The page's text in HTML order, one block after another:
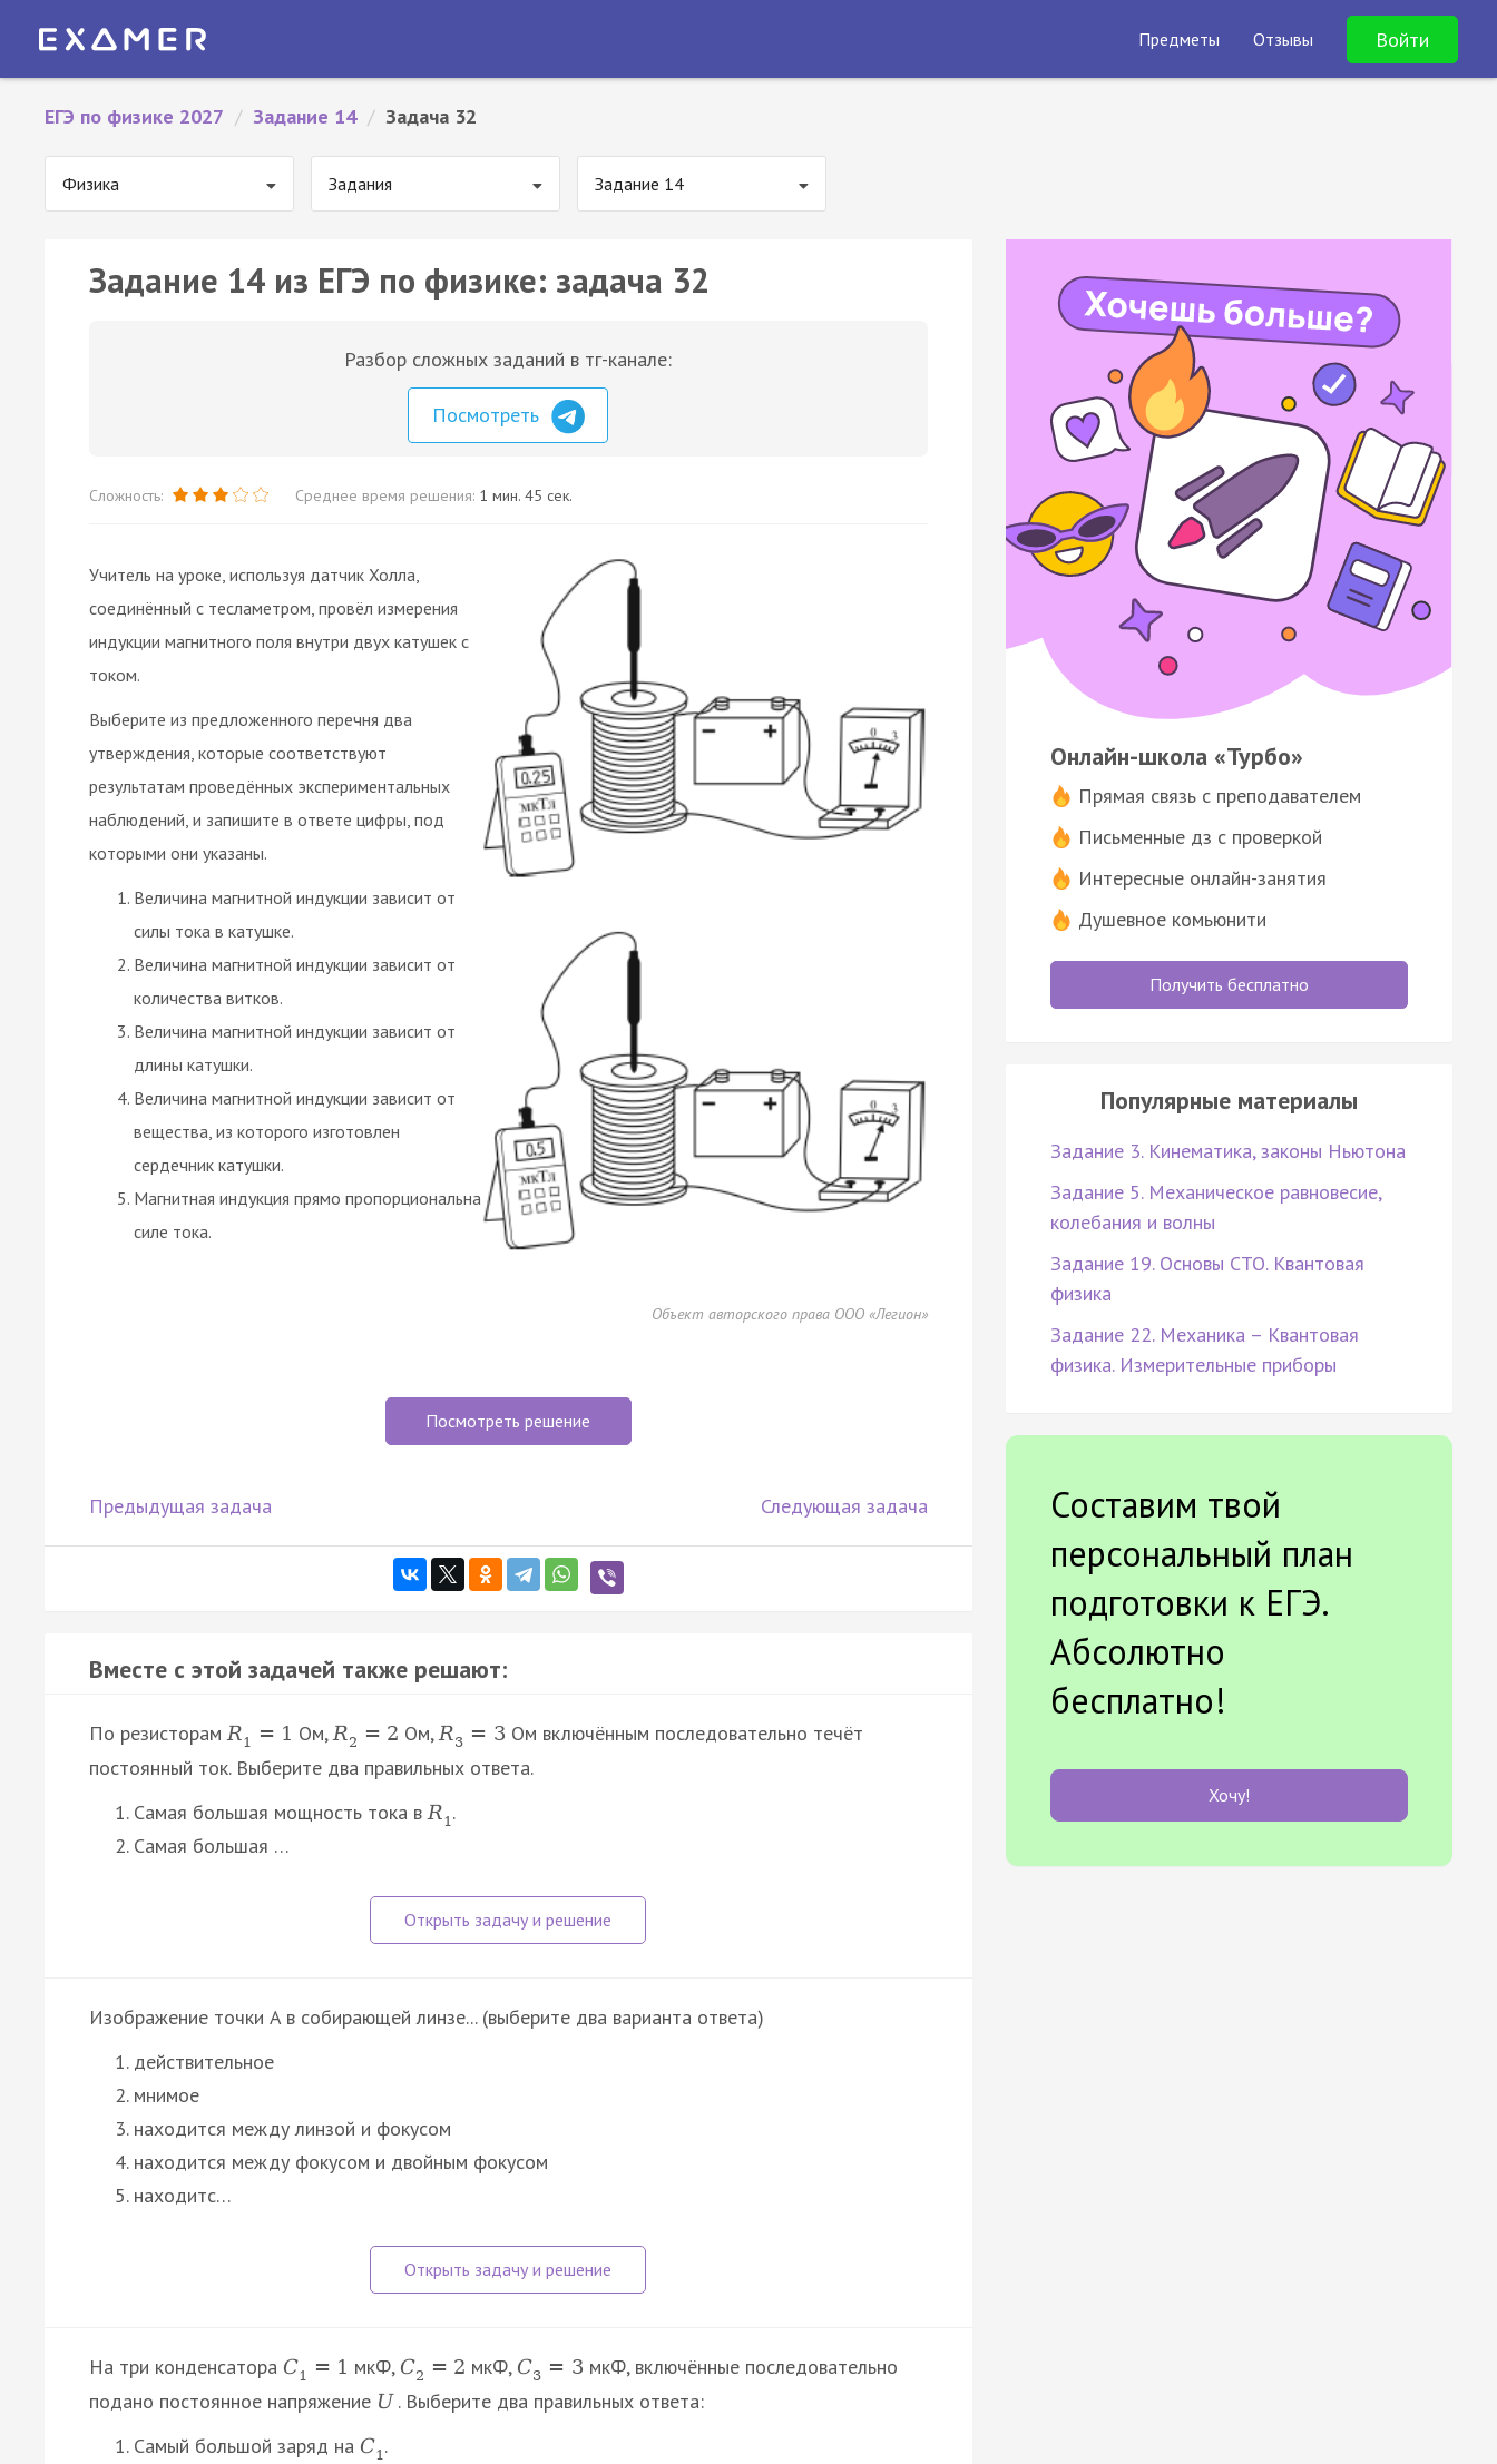
Предметы Отзывы Войти
ЕГЭ по физике 2027 / Задание 14 / Задача 32
Физика Задания Задание 14
Задание 14 из ЕГЭ по физике: задача 32
Разбор сложных заданий в тг-канале:
Посмотреть
Сложность: Среднее время решения: 1 мин. 45 сек.
Учитель на уроке, используя датчик Холла,
соединённый с тесламетром, провёл измерения
индукции магнитного поля внутри двух катушек с
током.
Выберите из предложенного перечня два
утверждения, которые соответствуют
результатам проведённых экспериментальных
наблюдений, и запишите в ответе цифры, под
которыми они указаны.
Величина магнитной индукции зависит от
силы тока в катушке.
Величина магнитной индукции зависит от
количества витков.
Величина магнитной индукции зависит от
длины катушки.
Величина магнитной индукции зависит от
вещества, из которого изготовлен
сердечник катушки.
Магнитная индукция прямо пропорциональна
силе тока.
Объект авторского права ООО «Легион»
Посмотреть решение
Предыдущая задача Следующая задача
Вместе с этой задачей также решают:
По резисторамR1 = 1 Ом,R2 = 2 Ом,R3 = 3 Ом включённым последовательно течёт
постоянный ток. Выберите два правильных ответа.
Самая большая мощность тока вR1.
Самая большая …
Изображение точки A в собирающей линзе... (выберите два варианта ответа)
действительное
мнимое
находится между линзой и фокусом
находится между фокусом и двойным фокусом
находитс…
На три конденсатора C1 = 1 мкФ, C2 = 2 мкФ, C3 = 3 мкФ, включённые последовательно
подано постоянное напряжение U . Выберите два правильных ответа:
Самый большой заряд на C1 .
Онлайн-школа «Турбо»
Прямая связь с преподавателем
Письменные дз с проверкой
Интересные онлайн-занятия
Душевное комьюнити
Получить бесплатно
Популярные материалы
Задание 3. Кинематика, законы Ньютона
Задание 5. Механическое равновесие,
колебания и волны
Задание 19. Основы СТО. Квантовая
физика
Задание 22. Механика – Квантовая
физика. Измерительные приборы
Составим твой
персональный план
подготовки к ЕГЭ.
Абсолютно
бесплатно!
Хочу!